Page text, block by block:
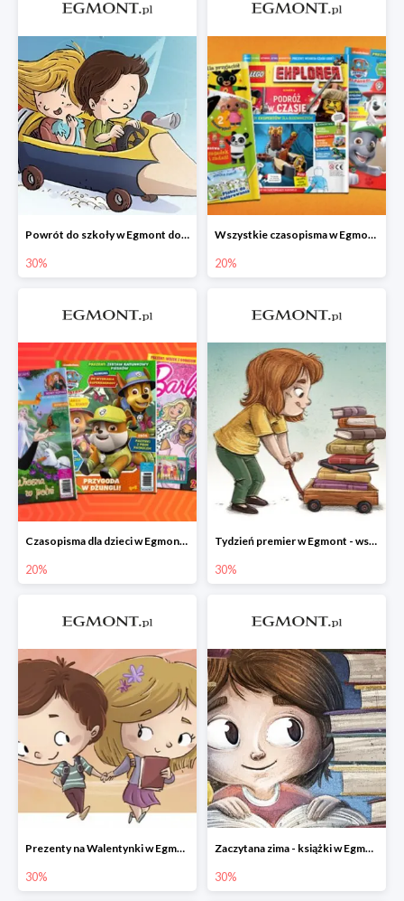
Powrót do szkoły w Egmont do -30%
30%
Wszystkie czasopisma w Egmont -20%
20%
Czasopisma dla dzieci w Egmont do -20%
20%
Tydzień premier w Egmont - wszystko -30%
30%
Prezenty na Walentynki w Egmont do -30%
30%
Zaczytana zima - książki w Egmont -30%
30%